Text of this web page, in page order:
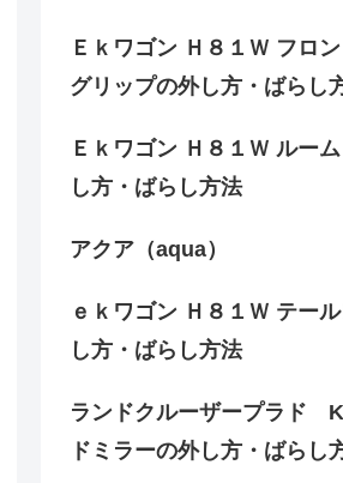
Ｅｋワゴン Ｈ８１Ｗ フロ
グリップの外し方・ばらし
Ｅｋワゴン Ｈ８１Ｗ ルー
し方・ばらし方法
アクア（aqua）
ｅｋワゴン Ｈ８１Ｗ テー
し方・ばらし方法
ランドクルーザープラド
ドミラーの外し方・ばらし